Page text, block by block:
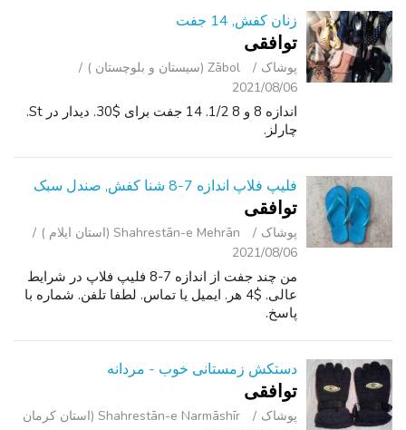
زنان کفش, 14 جفت
توافقی
پوشاک
Zābol (سیستان و بلوچستان )
2021/08/06
اندازه 8 و 8 1/2. 14 جفت برای $30. دیدار در St.
چارلز.
فلیپ فلاپ اندازه 7-8 شنا کفش, صندل سبک
توافقی
پوشاک
Shahrestān-e Mehrān (استان ایلام )
2021/08/06
من چند جفت از اندازه 7-8 فلیپ فلاپ در شرایط
عالی. $4 هر. ایمیل یا تماس. لطفا تلفن. شماره با
پاسخ.
دستکش زمستانی خوب - مردانه
توافقی
پوشاک
Shahrestān-e Narmāshīr (استان کرمان